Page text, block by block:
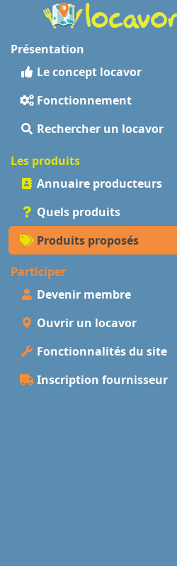
Présentation
Le concept locavor
Fonctionnement
Rechercher un locavor
Les produits
Annuaire producteurs
Quels produits
Produits proposés
Participer
Devenir membre
Ouvrir un locavor
Fonctionnalités du site
Inscription fournisseur